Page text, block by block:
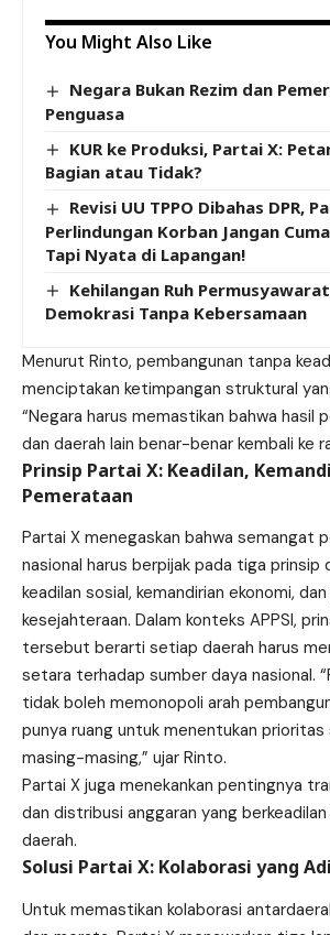
You Might Also Like
Negara Bukan Rezim dan
Penguasa
KUR ke Produksi, Partai X:
Bagian atau Tidak?
Revisi UU TPPO Dibahas DPR,
Perlindungan Korban Jangan
Tapi Nyata di Lapangan!
Kehilangan Ruh
Demokrasi Tanpa Kebersamaan
Menurut Rinto, pembangunan tanpa
menciptakan ketimpangan struktural
“Negara harus memastikan bahwa hasil
dan daerah lain benar-benar kembali ke
Prinsip Partai X: Keadilan,
Pemerataan
Partai X menegaskan bahwa semangat
nasional harus berpijak pada tiga prinsip
keadilan sosial, kemandirian ekonomi,
kesejahteraan. Dalam konteks APPSI,
tersebut berarti setiap daerah harus
setara terhadap sumber daya nasional.
tidak boleh memonopoli arah
punya ruang untuk menentukan
masing-masing,” ujar Rinto.
Partai X juga menekankan pentingnya
dan distribusi anggaran yang
daerah.
Solusi Partai X: Kolaborasi yang
Untuk memastikan kolaborasi